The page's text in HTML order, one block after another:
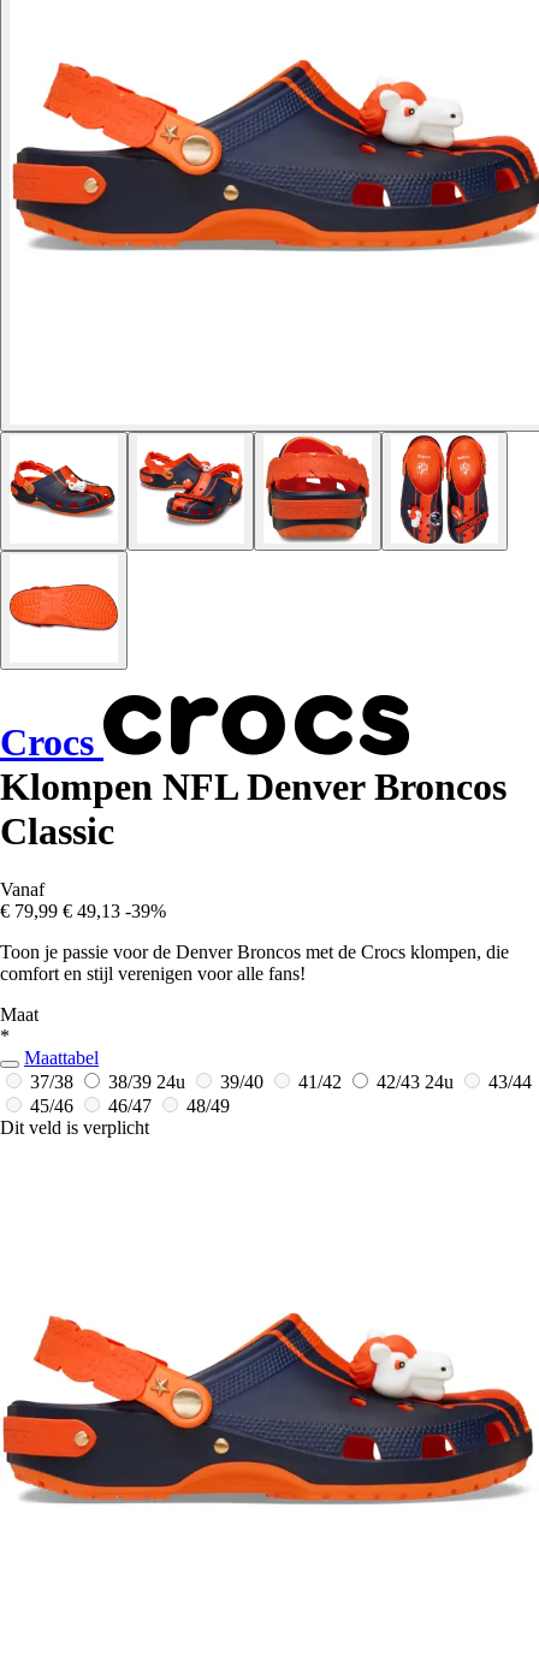
Crocs
Klompen NFL Denver Broncos
Classic
Vanaf
€ 79,99 € 49,13 -39%
Toon je passie voor de Denver Broncos met de Crocs klompen, die
comfort en stijl verenigen voor alle fans!
Maat
*
Maattabel
37/38
38/39 24u 39/40 41/42 42/43 24u
43/44
45/46
46/47
48/49
Dit veld is verplicht